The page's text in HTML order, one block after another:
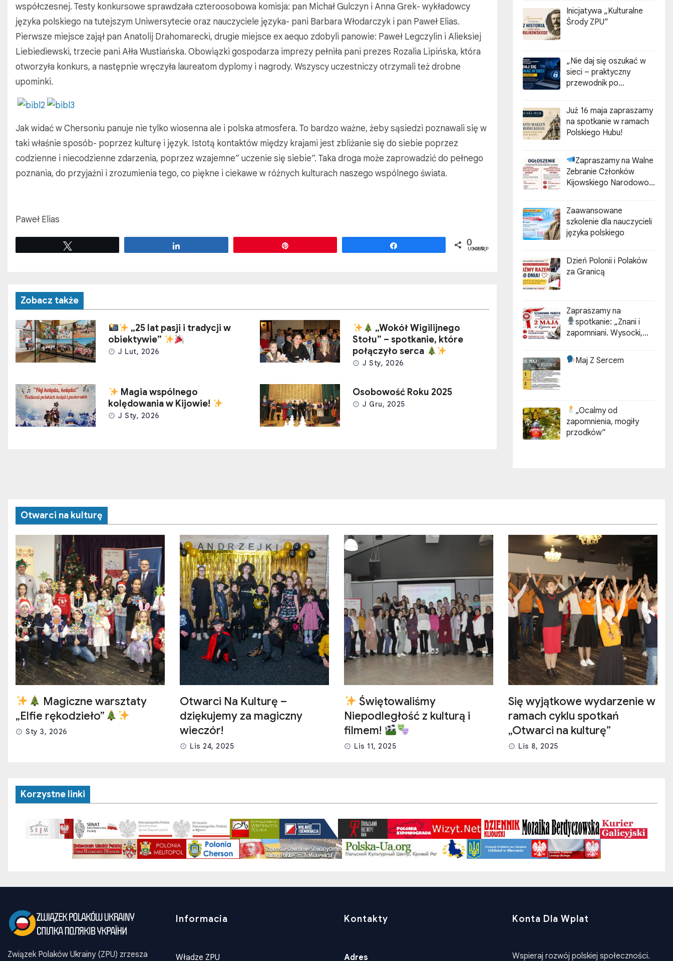
współczesnej. Testy konkursowe sprawdzała czteroosobowa komisja: pan Michał Gulczyn i Anna Grek- wykładowcy
języka polskiego na tutejszym Uniwersytecie oraz nauczyciele języka- pani Barbara Włodarczyk i pan Paweł Elias.
Pierwsze miejsce zajął pan Anatolij Drahomarecki, drugie miejsce ex aequo zdobyli panowie: Paweł Legczylin i Alieksiej
Liebiediewski, trzecie pani Ałła Wustiańska. Obowiązki gospodarza imprezy pełniła pani prezes Rozalia Lipińska, która
otworzyła konkurs, a następnie wręczyła laureatom dyplomy i nagrody. Wszyscy uczestniczy otrzymali też drobne
upominki.
Jak widać w Chersoniu panuje nie tylko wiosenna ale i polska atmosfera. To bardzo ważne, żeby sąsiedzi poznawali się w
taki właśnie sposób- poprzez kulturę i język. Istotą kontaktów między krajami jest zbliżanie się do siebie poprzez
codzienne i niecodzienne zdarzenia, poprzez wzajemne” uczenie się siebie”. Taka droga może zaprowadzić do pełnego
poznania, do przyjaźni i zrozumienia tego, co piękne i ciekawe w różnych kulturach naszego wspólnego świata.
Paweł Elias
0
UDOSTĘPNIEŃ
Zobacz także
„25 lat pasji i tradycji w
obiektywie”
J Lut, 2026
„Wokół Wigilijnego
Stołu” – spotkanie, które
połączyło serca
J Sty, 2026
Magia wspólnego
kolędowania w Kijowie!
J Sty, 2026
Osobowość Roku 2025
J Gru, 2025
Inicjatywa „Kulturalne
Środy ZPU”
„Nie daj się oszukać w
sieci – praktyczny
przewodnik po
Już 16 maja zapraszamy
na spotkanie w ramach
Polskiego Hubu!
Zapraszamy na Walne
Zebranie Członków
Kijowskiego Narodowo-
Stowarzyszenia Polaków
„ZGODA”
Zaawansowane
szkolenie dla nauczycieli
języka polskiego
Dzień Polonii i Polaków
za Granicą
Zapraszamy na
spotkanie: „Znani i
zapomniani. Wysocki,
historii Kijowa”
Maj Z Sercem
„Ocalmy od
zapomnienia, mogiły
przodków”
Otwarci na kulturę
Magiczne warsztaty
„Elfie rękodzieło”
Sty 3, 2026
Otwarci Na Kulturę –
dziękujemy za magiczny
wieczór!
Lis 24, 2025
Świętowaliśmy
Niepodległość z kulturą i
filmem!
Lis 11, 2025
Się wyjątkowe wydarzenie w
ramach cyklu spotkań
„Otwarci na kulturę”
Lis 8, 2025
Korzystne linki
Związek Polaków Ukrainy (ZPU) zrzesza
Informacia
Władze ZPU
Kontakty
Adres
Konta Dla Wplat
Wspieraj rozwój polskiej społeczności.